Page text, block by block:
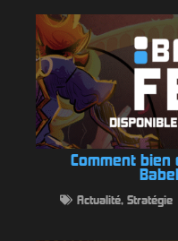
Comment bien
Actualité, Stratégie